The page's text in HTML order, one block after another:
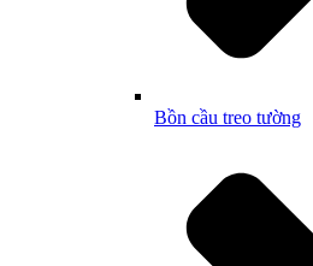
Bồn cầu treo tường